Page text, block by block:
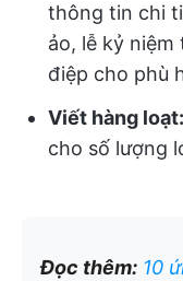
thông tin chi
ảo, lễ kỷ
điệp cho phù
Viết hàng loạt:
cho số lượng
Đọc thêm: 10